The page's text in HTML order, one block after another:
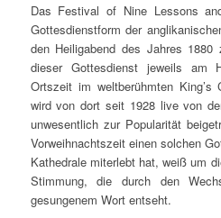
Das Festival of Nine Lessons
Gottesdienstform der
den Heiligabend des Jahres
dieser Gottesdienst jeweils am
Ortszeit im weltberühmten King’s
wird von dort seit 1928 live von
unwesentlich zur Popularität
Vorweihnachtszeit einen solchen
Kathedrale miterlebt hat, weiß um
Stimmung, die durch den
gesungenem Wort entseht.